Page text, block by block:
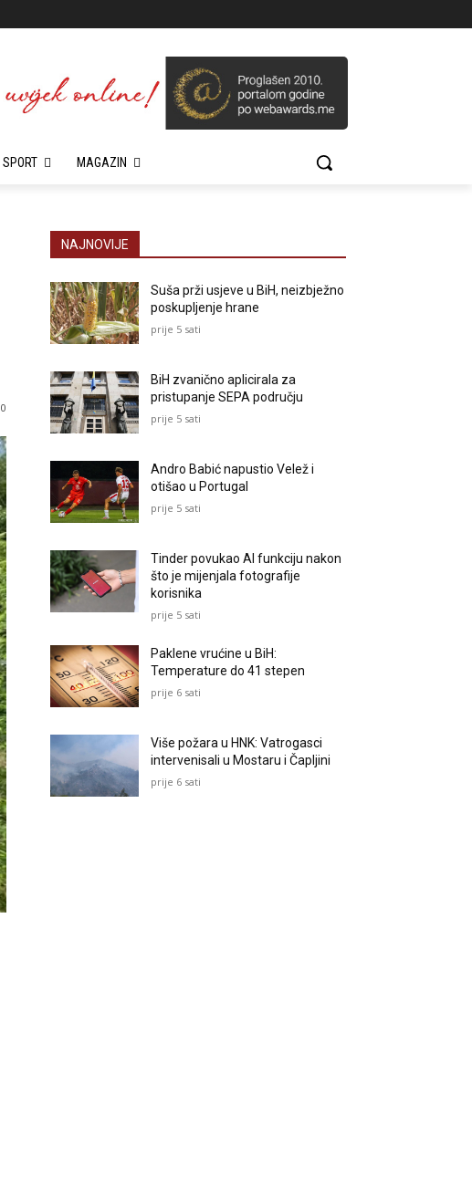
SPORT MAGAZIN
0
NAJNOVIJE
Suša prži usjeve u BiH, neizbježno
poskupljenje hrane
prije 5 sati
BiH zvanično aplicirala za
pristupanje SEPA području
prije 5 sati
Andro Babić napustio Velež i
otišao u Portugal
prije 5 sati
Tinder povukao AI funkciju nakon
što je mijenjala fotografije
korisnika
prije 5 sati
Paklene vrućine u BiH:
Temperature do 41 stepen
prije 6 sati
Više požara u HNK: Vatrogasci
intervenisali u Mostaru i Čapljini
prije 6 sati